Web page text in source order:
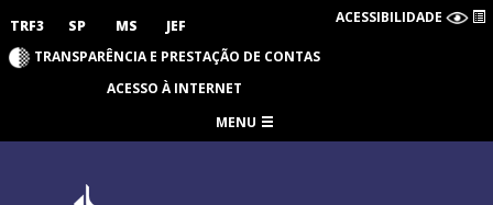
TRF3 SP MS JEF ACESSIBILIDADE
TRANSPARÊNCIA E PRESTAÇÃO DE CONTAS
ACESSO À INTERNET
MENU